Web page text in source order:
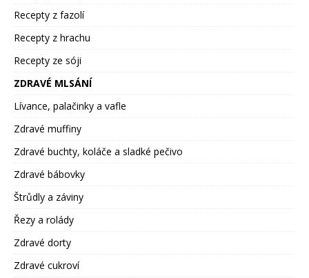
Recepty z fazolí
Recepty z hrachu
Recepty ze sóji
ZDRAVÉ MLSÁNÍ
Lívance, palačinky a vafle
Zdravé muffiny
Zdravé buchty, koláče a sladké pečivo
Zdravé bábovky
Štrůdly a záviny
Řezy a rolády
Zdravé dorty
Zdravé cukroví